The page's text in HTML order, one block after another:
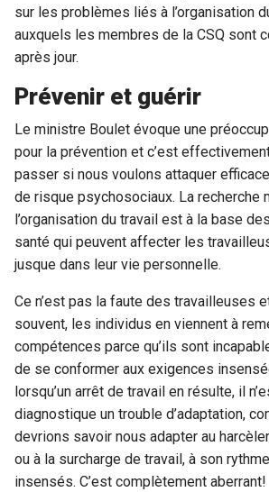
sur les problèmes liés à l’organisation
auxquels les membres de la CSQ sont
après jour.
Prévenir et guérir
Le ministre Boulet évoque une
pour la prévention et c’est
passer si nous voulons attaquer
de risque psychosociaux. La recherche
l’organisation du travail est à la base
santé qui peuvent affecter les
jusque dans leur vie personnelle.
Ce n’est pas la faute des travailleuses
souvent, les individus en viennent à
compétences parce qu’ils sont
de se conformer aux exigences
lorsqu’un arrêt de travail en résulte, il
diagnostique un trouble d’adaptation,
devrions savoir nous adapter au
ou à la surcharge de travail, à son
insensés. C’est complètement aberrant!